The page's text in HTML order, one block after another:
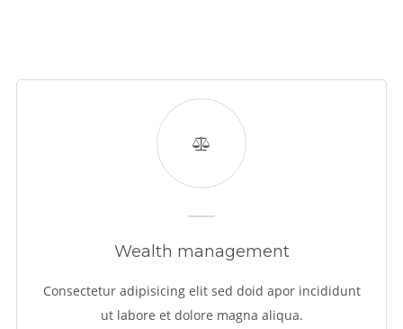
Wealth management
Consectetur adipisicing elit sed doid apor incididunt
ut labore et dolore magna aliqua.